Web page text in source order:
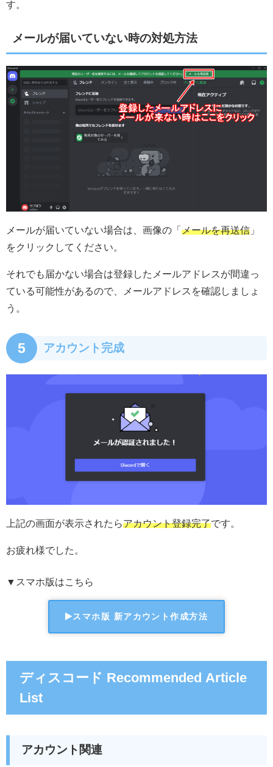
す。
メールが届いていない時の対処方法
メールが届いていない場合は、画像の「 メールを再送信 」
をクリックしてください。
それでも届かない場合は登録したメールアドレスが間違っ
ている可能性があるので、メールアドレスを確認しましょ
う。
5 アカウント完成
上記の画面が表示されたらアカウント登録完了です。
お疲れ様でした。
▼スマホ版はこちら
スマホ版 新アカウント作成方法
ディスコード Recommended Article
List
アカウント関連